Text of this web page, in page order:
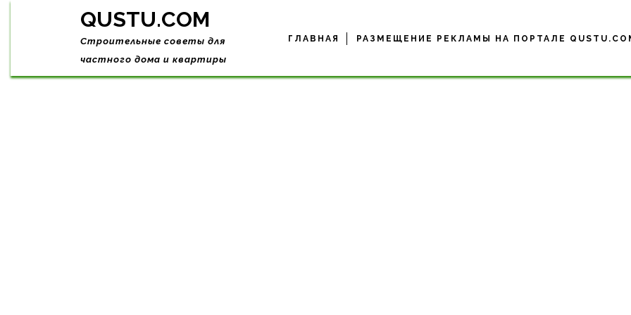
Skip
QUSTU.COM
Строительные советы для
частного дома и квартиры
ГЛАВНАЯ РАЗМЕЩЕНИЕ РЕКЛАМЫ НА ПОРТАЛЕ